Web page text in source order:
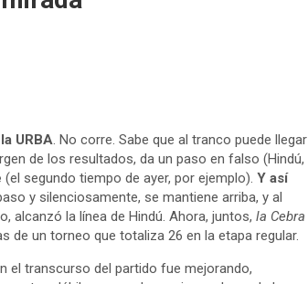
URBA. No corre. Sabe que al tranco puede llegar
de los resultados, da un paso en falso (Hindú,
(el segundo tiempo de ayer, por ejemplo). Y así
y silenciosamente, se mantiene arriba, y al
alcanzó la línea de Hindú. Ahora, juntos, la Cebra
de un torneo que totaliza 26 en la etapa regular.
el transcurso del partido fue mejorando,